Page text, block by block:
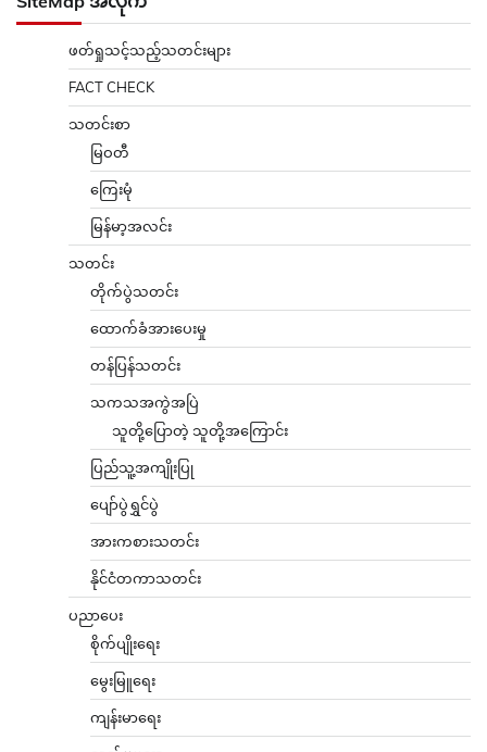
ဖတ်ရှုသင့်သည့်သတင်းများ
FACT CHECK
သတင်းစာ
မြဝတီ
ကြေးမုံ
မြန်မာ့အလင်း
သတင်း
တိုက်ပွဲသတင်း
ထောက်ခံအားပေးမှု
တန်ပြန်သတင်း
သကသအကွဲအပြဲ
သူတို့ပြောတဲ့ သူတို့အကြောင်း
ပြည်သူ့အကျိုးပြု
ပျော်ပွဲရွှင်ပွဲ
အားကစားသတင်း
နိုင်ငံတကာသတင်း
ပညာပေး
စိုက်ပျိုးရေး
မွေးမြူရေး
ကျန်းမာရေး